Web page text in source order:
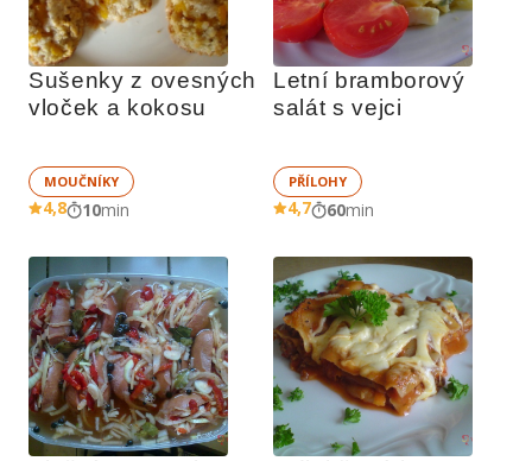
Sušenky z ovesných
vloček a kokosu
MOUČNÍKY
4,8 10min
Letní bramborový
salát s vejci
PŘÍLOHY
4,7 60min